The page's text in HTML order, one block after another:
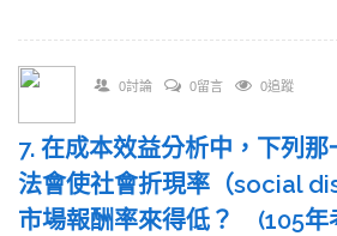
0討論 0留言 0追蹤
7. 在成本效益分析中，下列那
法會使社會折現率（social
市場報酬率來得低？ (105年